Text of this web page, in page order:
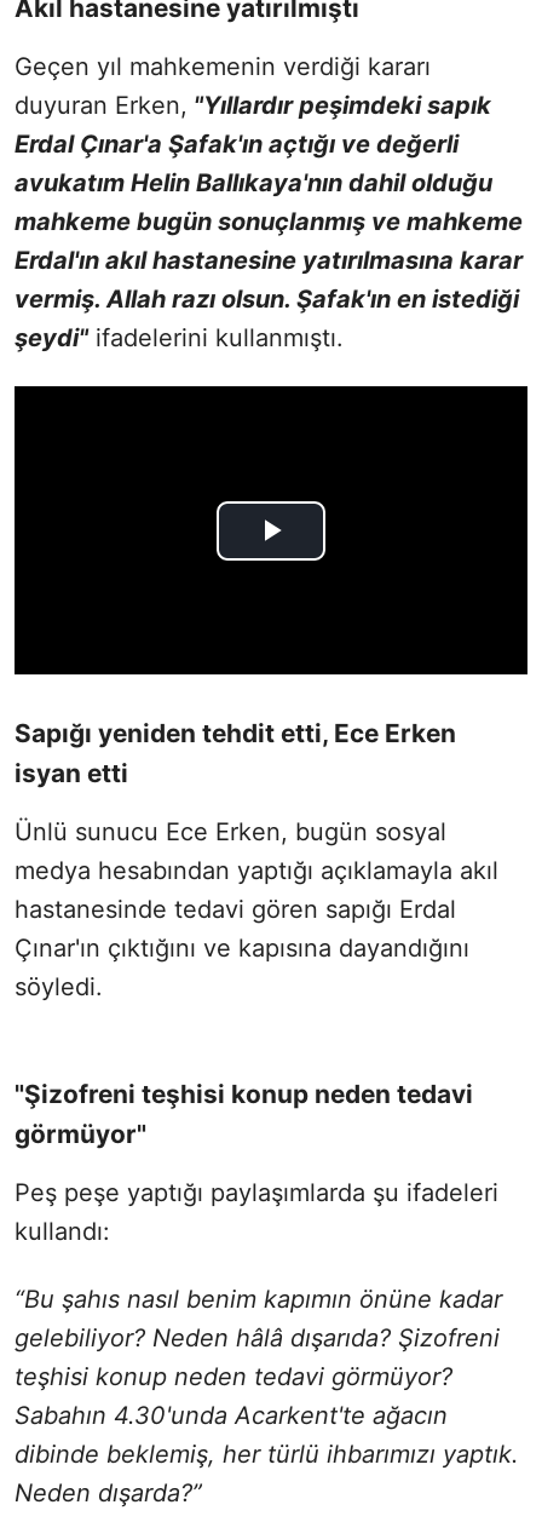
Akıl hastanesine yatırılmıştı
Geçen yıl mahkemenin verdiği kararı
duyuran Erken, "Yıllardır peşimdeki sapık
Erdal Çınar'a Şafak'ın açtığı ve değerli
avukatım Helin Ballıkaya'nın dahil olduğu
mahkeme bugün sonuçlanmış ve mahkeme
Erdal'ın akıl hastanesine yatırılmasına karar
vermiş. Allah razı olsun. Şafak'ın en istediği
şeydi"ifadelerini kullanmıştı.
Sapığı yeniden tehdit etti, Ece Erken
isyan etti
Ünlü sunucu Ece Erken, bugün sosyal
medya hesabından yaptığı açıklamayla akıl
hastanesinde tedavi gören sapığı Erdal
Çınar'ın çıktığını ve kapısına dayandığını
söyledi.
"Şizofreni teşhisi konup neden tedavi
görmüyor"
Peş peşe yaptığı paylaşımlarda şu ifadeleri
kullandı:
“Bu şahıs nasıl benim kapımın önüne kadar
gelebiliyor? Neden hâlâ dışarıda? Şizofreni
teşhisi konup neden tedavi görmüyor?
Sabahın 4.30'unda Acarkent'te ağacın
dibinde beklemiş, her türlü ihbarımızı yaptık.
Neden dışarda?”